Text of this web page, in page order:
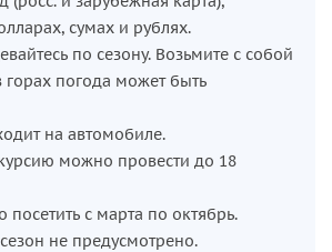
сумах и рублях.
по сезону. Возьмите с собой
горах погода может быть
на автомобиле.
можно провести до 18
с марта по октябрь.
не предусмотрено.